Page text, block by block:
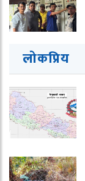
लोकप्रिय